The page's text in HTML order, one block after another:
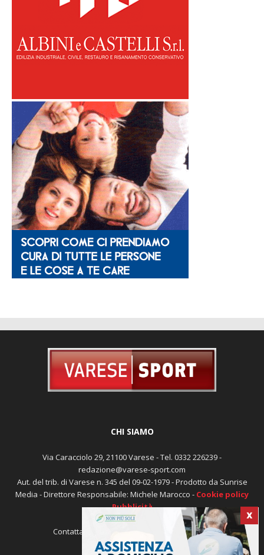
X
CHI SIAMO
Via Caracciolo 29, 21100 Varese - Tel. 0332 226239 -
redazione@varese-sport.com
Aut. del trib. di Varese n. 345 del 09-02-1979 - Prodotto da Sunrise
Media - Direttore Responsabile: Michele Marocco - Cookie policy
Pubblicità
Contattaci: redazione@varese-sport.com